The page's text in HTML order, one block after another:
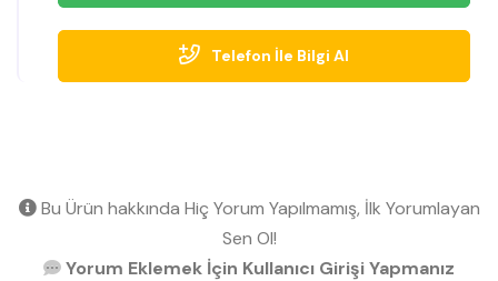
Telefon İle Bilgi Al
Bu Ürün hakkında Hiç Yorum Yapılmamış, İlk Yorumlayan
Sen Ol!
Yorum Eklemek İçin Kullanıcı Girişi Yapmanız